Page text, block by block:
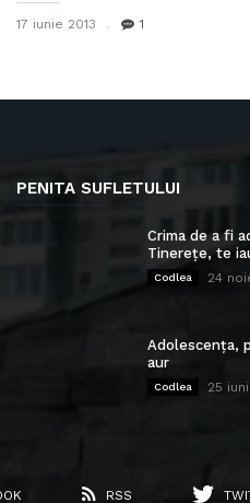
17 iunie 2013 1
PENITA SUFLETULUI
Crima de a fi
Tinerețe, te
Codlea 24
Adolescența,
aur
Codlea 25
RSS